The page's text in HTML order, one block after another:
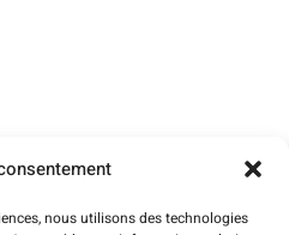
nous utilisons des technologies
de nousCaractéristiques